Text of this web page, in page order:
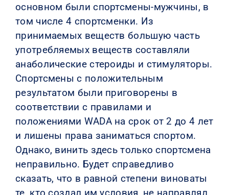
основном были спортсмены-мужчины, в
том числе 4 спортсменки. Из
принимаемых веществ большую часть
употребляемых веществ составляли
анаболические стероиды и стимуляторы.
Спортсмены с положительным
результатом были приговорены в
соответствии с правилами и
положениями WADA на срок от 2 до 4 лет
и лишены права заниматься спортом.
Однако, винить здесь только спортсмена
неправильно. Будет справедливо
сказать, что в равной степени виноваты
те, кто создал им условия, не направлял